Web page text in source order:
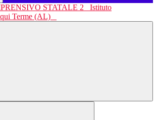
Istituto
Terme (AL)